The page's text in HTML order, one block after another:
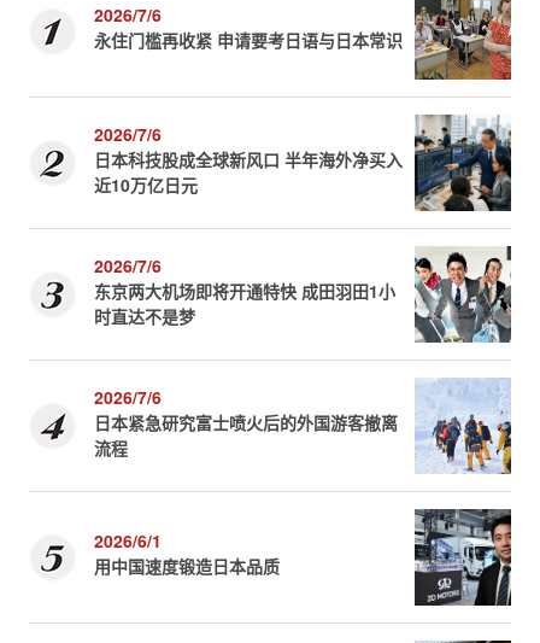
2026/7/6
永住门槛再收紧 申请要考日语与日本常识
2026/7/6
日本科技股成全球新风口 半年海外净买入
近10万亿日元
2026/7/6
东京两大机场即将开通特快 成田羽田1小
时直达不是梦
2026/7/6
日本紧急研究富士喷火后的外国游客撤离
流程
2026/6/1
用中国速度锻造日本品质